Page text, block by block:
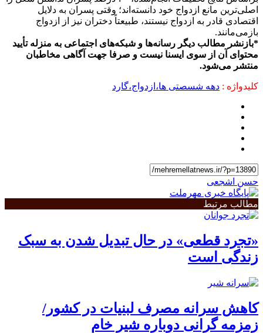
اصلی‌ترین مانع ازدواج خود دانسته‌اند؛ وقتی پسران به دلایل
اقتصادی قادر به ازدواج نیستند، طبیعتاً دختران نیز از ازدواج
بازمی‌مانند.
*بازنشر مطالب دیگر رسانه‌ها و شبکه‌های اجتماعی به منزله تأیید
محتوای آن از سوی ایسنا نیست و صرفا جهت آگاهی مخاطبان
منتشر می‌شود.
کلیدواژه : دهه شسصتی ها،ازدواج،گارد
حسن اشجعی
مطالب مرتبط
«تجرد قطعی» در حال تبدیل شدن به سبک
زندگی است
کاهش سرانه مصرف لبنیات در کشور/
زمزمه گرانی دوباره شیر خام